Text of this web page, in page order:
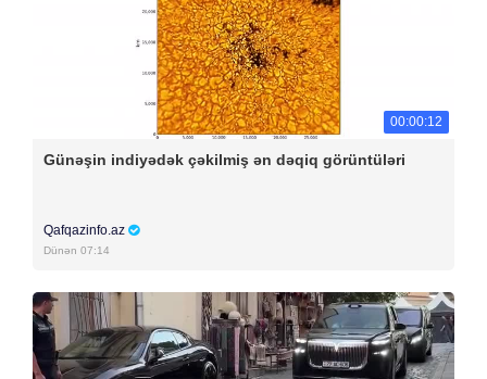
00:00:12
Günəşin indiyədək çəkilmiş ən dəqiq görüntüləri
Qafqazinfo.az
Dünən 07:14